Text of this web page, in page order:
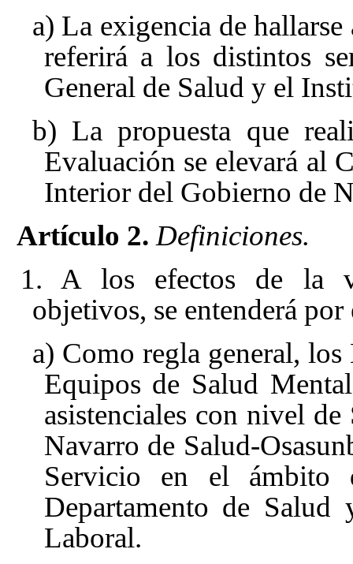
a) La exigencia de
referirá a los distintos
General de Salud y el
b) La propuesta que
Evaluación se elevará al
Interior del Gobierno de
Artículo 2. Definiciones.
1. A los efectos de la
objetivos, se entenderá
a) Como regla general,
Equipos de Salud
asistenciales con nivel
Navarro de Salud-
Servicio en el ámbito
Departamento de
Laboral.